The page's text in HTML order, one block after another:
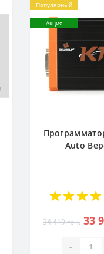
Популярный
Акция
Auto
34 419 грн. 33
-